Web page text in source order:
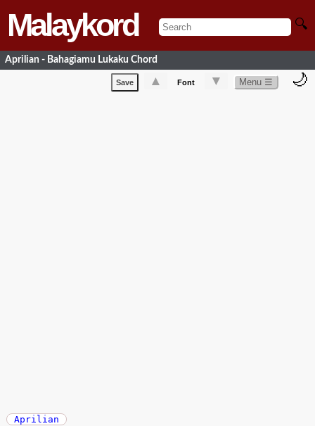
Malaykord 🔍
Aprilian - Bahagiamu Lukaku Chord
Save ▲ Font ▼ Menu ☰ 🌙
Aprilian